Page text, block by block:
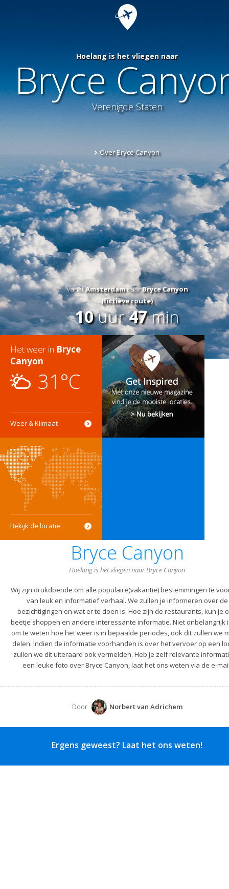
Hoelang is het vliegen naar
Bryce
Verenigde Staten
Over Bryce Canyon
VanafAmsterdamnaarBryce Canyon
(fictieve route)
10uur47min
Het weer in Bryce
Canyon
31°C
Weer & Klimaat
Bekijk de locatie
Bryce Canyon
Hoelang is het vliegen naar Bryce Canyon
Wij zijn drukdoende om alle populaire(vakantie) bestemmingen te
van leuk en informatief verhaal. We zullen je informeren over de
bezichtigingen en wat er te doen is. Hoe zijn de restaurants, kun je
beetje shoppen en andere interessante informatie. Niet onbelangrijk
om te weten hoe het weer is in bepaalde periodes, ook dit zullen we
delen. Indien de informatie voorhanden is over het vervoer op een
zullen we dit uiteraard ook vermelden. Heb je zelf relevante
een leuke foto over Bryce Canyon, laat het ons weten via de e-
Door Norbert van Adrichem
Ergens geweest? Laat het ons weten!